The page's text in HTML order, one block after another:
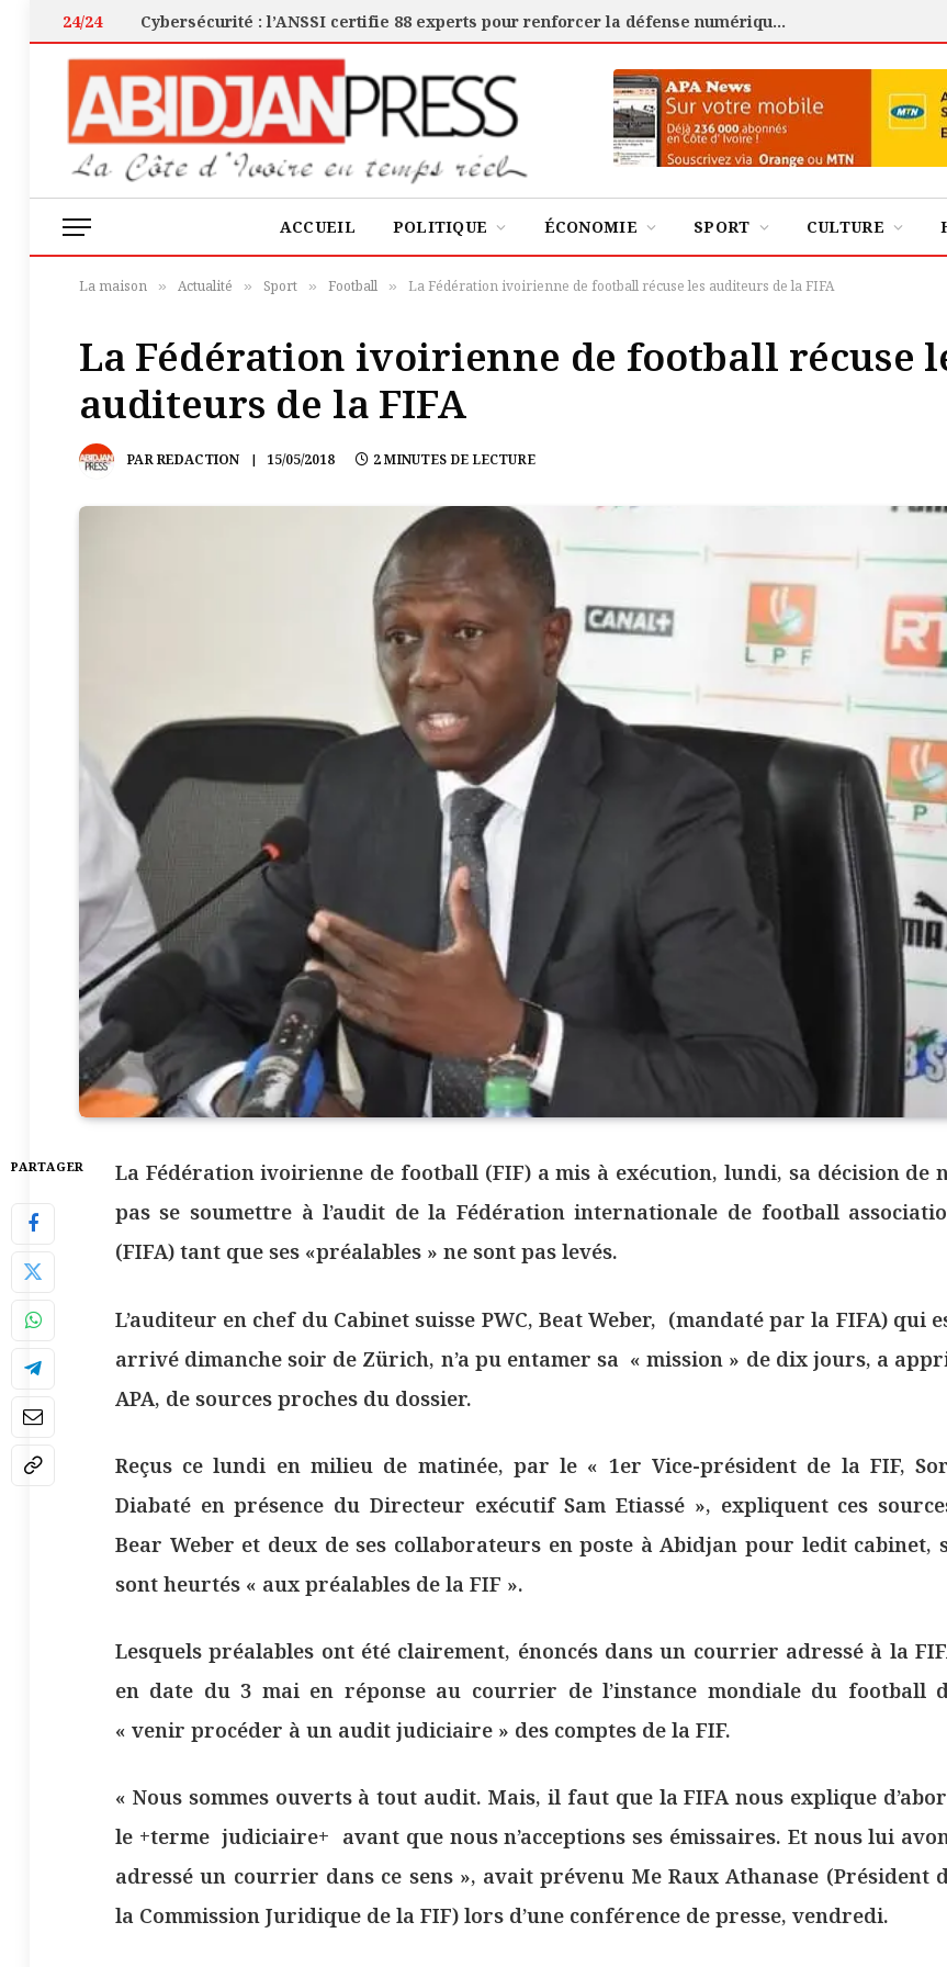
24/24 Cybersécurité : l’ANSSI certifie 88 experts pour renforcer la défense numérique de la Côte d’Ivoire
ACCUEIL POLITIQUE ÉCONOMIE SPORT CULTURE
La maison » Actualité » Sport » Football » La Fédération ivoirienne de football récuse les auditeurs de la FIFA
La Fédération ivoirienne de football récuse
auditeurs de la FIFA
PARREDACTION 15/05/2018 2 MINUTES DE LECTURE
PARTAGER
La Fédération ivoirienne de football (FIF) a mis à exécution, lundi, sa décision de
pas se soumettre à l’audit de la Fédération internationale de football
(FIFA) tant que ses «préalables » ne sont pas levés.
L’auditeur en chef du Cabinet suisse PWC, Beat Weber, (mandaté par la FIFA) qui
arrivé dimanche soir de Zürich, n’a pu entamer sa « mission » de dix jours, a
APA, de sources proches du dossier.
Reçus ce lundi en milieu de matinée, par le « 1er Vice-président de la FIF,
Diabaté en présence du Directeur exécutif Sam Etiassé », expliquent ces
Bear Weber et deux de ses collaborateurs en poste à Abidjan pour ledit cabinet,
sont heurtés « aux préalables de la FIF ».
Lesquels préalables ont été clairement, énoncés dans un courrier adressé à la
en date du 3 mai en réponse au courrier de l’instance mondiale du football
« venir procéder à un audit judiciaire » des comptes de la FIF.
« Nous sommes ouverts à tout audit. Mais, il faut que la FIFA nous explique
le +terme judiciaire+ avant que nous n’acceptions ses émissaires. Et nous lui
adressé un courrier dans ce sens », avait prévenu Me Raux Athanase (Président
la Commission Juridique de la FIF) lors d’une conférence de presse, vendredi.